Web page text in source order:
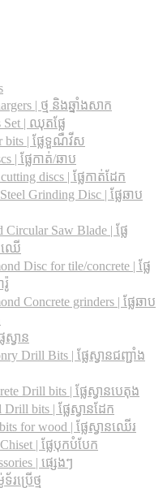
| ថ្ម និងឆ្នាំងសាក
Set | ឈុតផ្លែ
bits | ផ្លែទួណឺវីស
|​ ផ្លែកាត់/ឆាប
discs |​ ផ្លែកាត់ដែក
Grinding Disc | ផ្លែឆាប
Circular Saw Blade | ផ្លែ
ឈើ
Disc for tile/concrete​ | ផ្លែ
រ៉ូ
Concrete grinders | ផ្លែឆាប
ស្វាន
Drill Bits |​ ផ្លែស្វានជញ្ជាំង
Drill bits |​ ផ្លែស្វានបេតុង
Drill bits |​ ផ្លែស្វានដែក
for wood |​ ផ្លែស្វានឈើរ
|​ ផ្លែបុកបំបែក
| ផ្សេងៗ
រប្រើថ្ម